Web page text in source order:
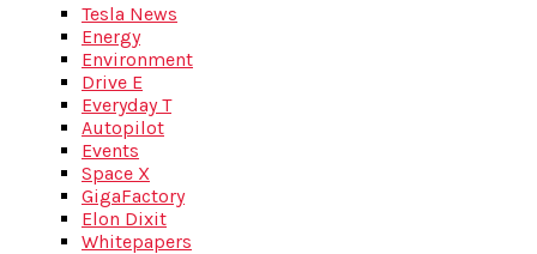
Tesla News
Energy
Environment
Drive E
Everyday T
Autopilot
Events
Space X
GigaFactory
Elon Dixit
Whitepapers